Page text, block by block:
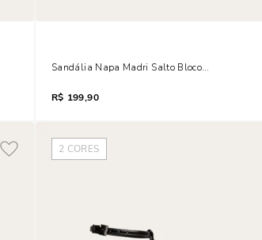
Sandália Napa Madri Salto Bloco Marfim Brilho
R$ 199,90
2 CORES